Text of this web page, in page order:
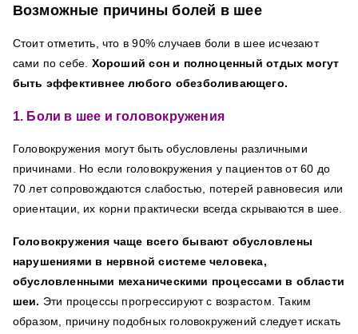
Возможные причины болей в шее
Стоит отметить, что в 90% случаев боли в шее исчезают
сами по себе. Хороший сон и полноценный отдых могут
быть эффективнее любого обезболивающего.
1. Боли в шее и головокружения
Головокружения могут быть обусловлены различными
причинами. Но если головокружения у пациентов от 60 до
70 лет сопровождаются слабостью, потерей равновесия или
ориентации, их корни практически всегда скрываются в шее.
Головокружения чаще всего бывают обусловлены
нарушениями в нервной системе человека,
обусловленными механическими процессами в области
шеи. Эти процессы прогрессируют с возрастом.Таким
образом, причину подобных головокружений следует искать